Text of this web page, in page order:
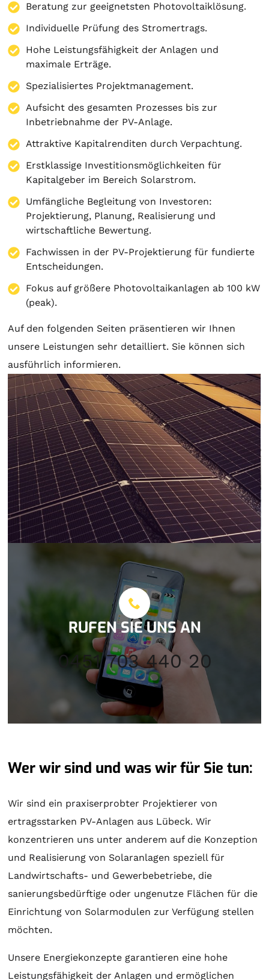
Beratung zur geeignetsten Photovoltaiklösung.
Individuelle Prüfung des Stromertrags.
Hohe Leistungsfähigkeit der Anlagen und
maximale Erträge.
Spezialisiertes Projektmanagement.
Aufsicht des gesamten Prozesses bis zur
Inbetriebnahme der PV-Anlage.
Attraktive Kapitalrenditen durch Verpachtung.
Erstklassige Investitionsmöglichkeiten für
Kapitalgeber im Bereich Solarstrom.
Umfängliche Begleitung von Investoren:
Projektierung, Planung, Realisierung und
wirtschaftliche Bewertung.
Fachwissen in der PV-Projektierung für fundierte
Entscheidungen.
Fokus auf größere Photovoltaikanlagen ab 100 kW
(peak).
Auf den folgenden Seiten präsentieren wir Ihnen
unsere Leistungen sehr detailliert. Sie können sich
ausführlich informieren.
RUFEN SIE UNS AN
0451 703 440 20
Wer wir sind und was wir für Sie tun:
Wir sind ein praxiserprobter Projektierer von
ertragsstarken PV-Anlagen aus Lübeck. Wir
konzentrieren uns unter anderem auf die Konzeption
und Realisierung von Solaranlagen speziell für
Landwirtschafts- und Gewerbebetriebe, die
sanierungsbedürftige oder ungenutze Flächen für die
Einrichtung von Solarmodulen zur Verfügung stellen
möchten.
Unsere Energiekonzepte garantieren eine hohe
Leistungsfähigkeit der Anlagen und ermöglichen